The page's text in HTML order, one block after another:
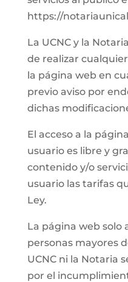
https://
La UCNC y la
de realizar
la página web en
previo aviso por
dichas
El acceso a la
usuario es libre y
contenido y/o
usuario las tarifas
Ley.
La página web solo
personas mayores
UCNC ni la Notaria
por el